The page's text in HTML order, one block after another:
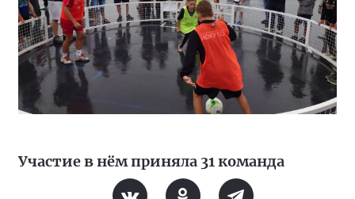
Участие в нём приняла 31 команда